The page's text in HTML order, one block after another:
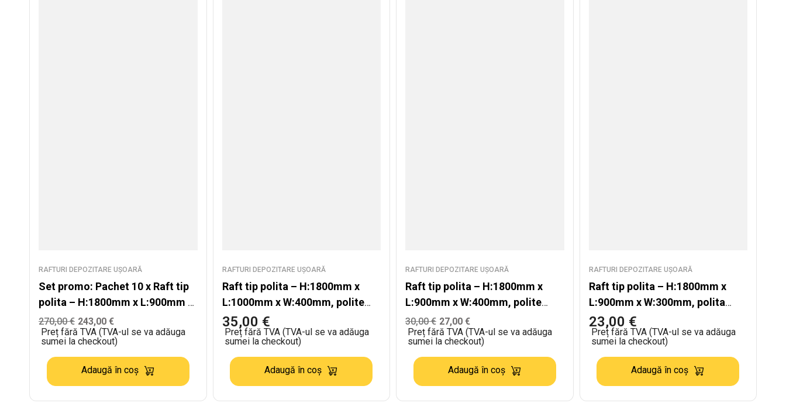
RAFTURI DEPOZITARE UȘOARĂ
Set promo: Pachet 10 x Raft tip
polita – H:1800mm x L:900mm x
W:400mm, polite MDF, negru
270,00€ 243,00 €
Preț fără TVA (TVA-ul se va adăuga
sumei la checkout)
Adaugă în coș
RAFTURI DEPOZITARE UȘOARĂ
Raft tip polita – H:1800mm x
L:1000mm x W:400mm, polite
MDF
35,00 €
Preț fără TVA (TVA-ul se va adăuga
sumei la checkout)
Adaugă în coș
RAFTURI DEPOZITARE UȘOARĂ
Raft tip polita – H:1800mm x
L:900mm x W:400mm, polite
MDF, negru
30,00€ 27,00 €
Preț fără TVA (TVA-ul se va adăuga
sumei la checkout)
Adaugă în coș
RAFTURI DEPOZITARE UȘOARĂ
Raft tip polita – H:1800mm x
L:900mm x W:300mm, polita
MDF
23,00 €
Preț fără TVA (TVA-ul se va adăuga
sumei la checkout)
Adaugă în coș